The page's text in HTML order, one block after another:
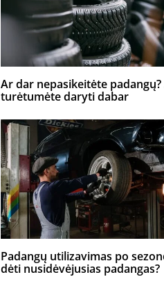
Ar dar nepasikeitėte padangų?
turėtumėte daryti dabar
Padangų utilizavimas po
dėti nusidėvėjusias padangas?